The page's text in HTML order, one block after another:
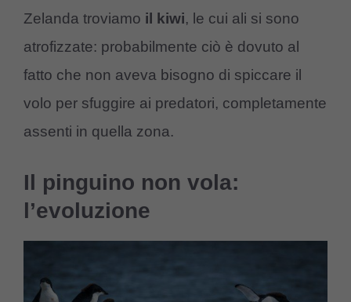
Zelanda troviamo il kiwi, le cui ali si sono
atrofizzate: probabilmente ciò è dovuto al
fatto che non aveva bisogno di spiccare il
volo per sfuggire ai predatori, completamente
assenti in quella zona.
Il pinguino non vola:
l’evoluzione